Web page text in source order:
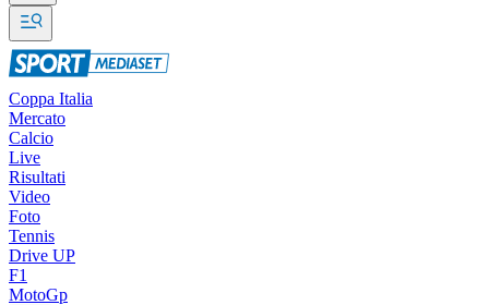
Coppa Italia
Mercato
Calcio
Live
Risultati
Video
Foto
Tennis
Drive UP
F1
MotoGp